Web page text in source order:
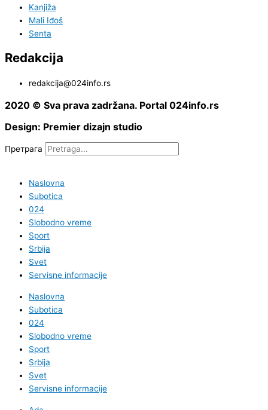
Kanjiža
Mali Iđoš
Senta
Redakcija
redakcija@024info.rs
2020 © Sva prava zadržana. Portal 024info.rs
Design: Premier dizajn studio
Претрага
Naslovna
Subotica
024
Slobodno vreme
Sport
Srbija
Svet
Servisne informacije
Naslovna
Subotica
024
Slobodno vreme
Sport
Srbija
Svet
Servisne informacije